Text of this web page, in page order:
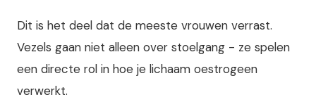
Dit is het deel dat de meeste vrouwen verrast.
Vezels gaan niet alleen over stoelgang - ze spelen
een directe rol in hoe je lichaam oestrogeen
verwerkt.